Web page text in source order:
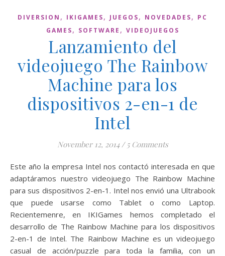
DIVERSION , IKIGAMES, JUEGOS, NOVEDADES, PC
GAMES, SOFTWARE , VIDEOJUEGOS
Lanzamiento del
videojuego The Rainbow
Machine para los
dispositivos 2-en-1 de
Intel
November 12, 2014 / 5 Comments
Este año la empresa Intel nos contactó interesada en que
adaptáramos nuestro videojuego The Rainbow Machine
para sus dispositivos 2-en-1. Intel nos envió una Ultrabook
que puede usarse como Tablet o como Laptop.
Recientemenre, en IKIGames hemos completado el
desarrollo de The Rainbow Machine para los dispositivos
2-en-1 de Intel. The Rainbow Machine es un videojuego
casual de acción/puzzle para toda la familia, con un